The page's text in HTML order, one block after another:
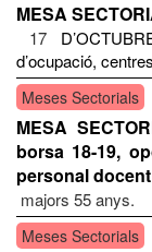
MESA
17
d’ocupació,
Meses Sectorials
MESA
borsa 18-19,
personal docent
majors 55 anys.
Meses Sectorials